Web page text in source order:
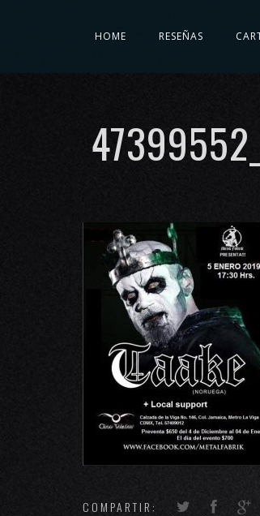
HOME RESEÑAS
COMPARTIR: